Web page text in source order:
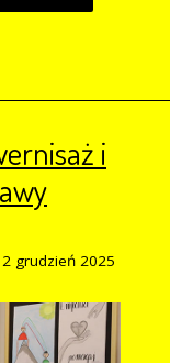
i
grudzień 2025